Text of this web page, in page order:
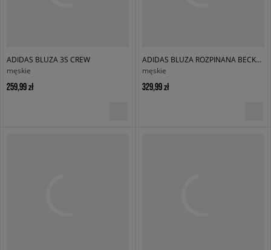
ADIDAS BLUZA 3S CREW
męskie
259,99 zł
ADIDAS BLUZA ROZPINANA BECKENBAUER TT
męskie
329,99 zł